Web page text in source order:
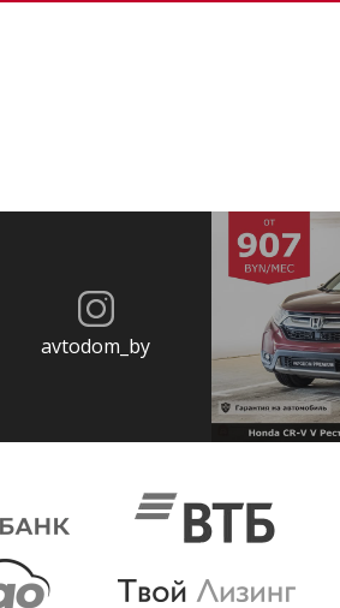
avtodom_by